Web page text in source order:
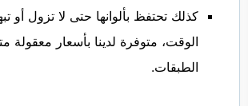
كذلك تحتفظ بألوانها حتى لا تزول أو
الوقت، متوفرة لدينا بأسعار معقولة
الطبقات.